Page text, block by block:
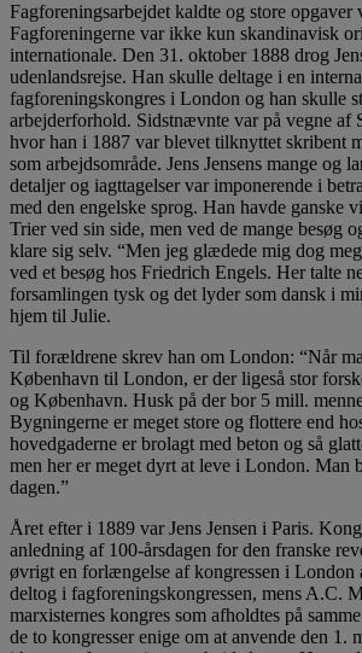
Fagforeningsarbejdet kaldte og store opgaver
Fagforeningerne var ikke kun skandinavisk
internationale. Den 31. oktober 1888 drog
udenlandsrejse. Han skulle deltage i en
fagforeningskongres i London og han skulle
arbejderforhold. Sidstnævnte var på vegne af
hvor han i 1887 var blevet tilknyttet skribent
som arbejdsområde. Jens Jensens mange og
detaljer og iagttagelser var imponerende i
med den engelske sprog. Han havde ganske
Trier ved sin side, men ved de mange besøg
klare sig selv. “Men jeg glædede mig dog
ved et besøg hos Friedrich Engels. Her talte
forsamlingen tysk og det lyder som dansk i
hjem til Julie.
Til forældrene skrev han om London: “Når
København til London, er der ligeså stor
og København. Husk på der bor 5 mill.
Bygningerne er meget store og flottere end
hovedgaderne er brolagt med beton og så
men her er meget dyrt at leve i London. Man
dagen.”
Året efter i 1889 var Jens Jensen i Paris.
anledning af 100-årsdagen for den franske
øvrigt en forlængelse af kongressen i London
deltog i fagforeningskongressen, mens A.C.
marxisternes kongres som afholdtes på
de to kongresser enige om at anvende den 1.